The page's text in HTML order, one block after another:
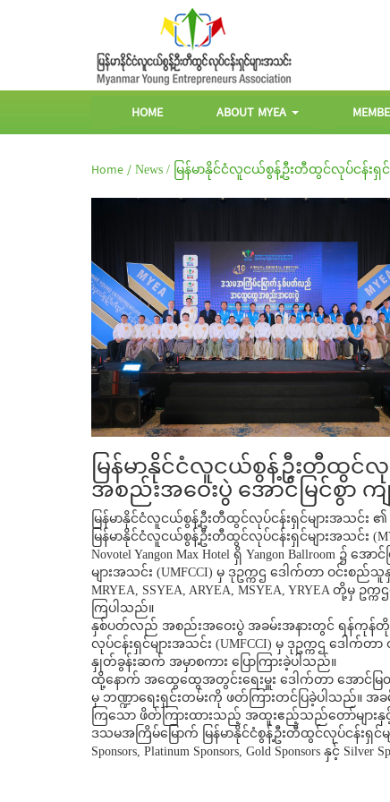
HOME ABOUT MYEA
Home / News / မြန်မာနိုင်ငံလူငယ်စွန့်ဦးတီထွင်လုပ်ငန်းရှ
မြန်မာနိုင်ငံလူငယ်စွန့်ဦးတီထွင်
အစည်းအဝေးပွဲ အောင်မြင်စွာ ကျင်
မြန်မာနိုင်ငံလူငယ်စွန့်ဦးတီထွင်လုပ်ငန်းရှင်များအသင်း
မြန်မာနိုင်ငံလူငယ်စွန့်ဦးတီထွင်လုပ်ငန်းရှင်များအသင်
Novotel Yangon Max Hotel ရှိ Yangon Ballroom
များအသင်း (UMFCCI) မှ ဒုဥက္ကဌ ဒေါက်တာ ဝင်းစ
MRYEA, SSYEA, ARYEA, MSYEA, YRYEA တို့
ကြပါသည်။
နှစ်ပတ်လည် အစည်းအဝေးပွဲ အခမ်းအနားတွင် ရန်ကုန်တိုင်
လုပ်ငန်းရှင်များအသင်း (UMFCCI) မှ ဒုဥက္ကဌ ဒေါက်တ
နှုတ်ခွန်းဆက် အမှာစကား ပြောကြားခဲ့ပါသည်။
ထို့နောက် အထွေထွေအတွင်းရေးမှူး ဒေါက်တာ အောင်မြ
မှ ဘဏ္ဍာရေးရှင်းတမ်းကို ဖတ်ကြားတင်ပြခဲ့ပါသည်။ အခ
ကြသော ဖိတ်ကြားထားသည့် အထူးဧည့်သည်တော်များ
ဒသမအကြိမ်မြောက် မြန်မာနိုင်ငံစွန့်ဦးတီထွင်လုပ်ငန်း
Sponsors, Platinum Sponsors, Gold Sponsors နှ